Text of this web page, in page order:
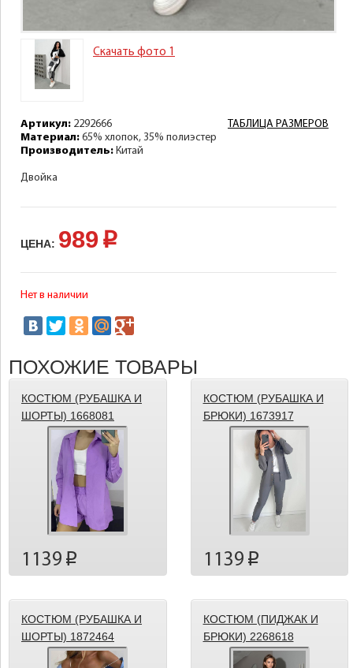
Скачать фото 1
ТАБЛИЦА РАЗМЕРОВ
Артикул: 2292666
Материал: 65% хлопок, 35% полиэстер
Производитель: Китай
Двойка
ЦЕНА: 989 p
Нет в наличии
ПОХОЖИЕ ТОВАРЫ
КОСТЮМ (РУБАШКА И
ШОРТЫ) 1668081
1139 p
КОСТЮМ (РУБАШКА И
БРЮКИ) 1673917
1139 p
КОСТЮМ (РУБАШКА И
ШОРТЫ) 1872464
КОСТЮМ (ПИДЖАК И
БРЮКИ) 2268618